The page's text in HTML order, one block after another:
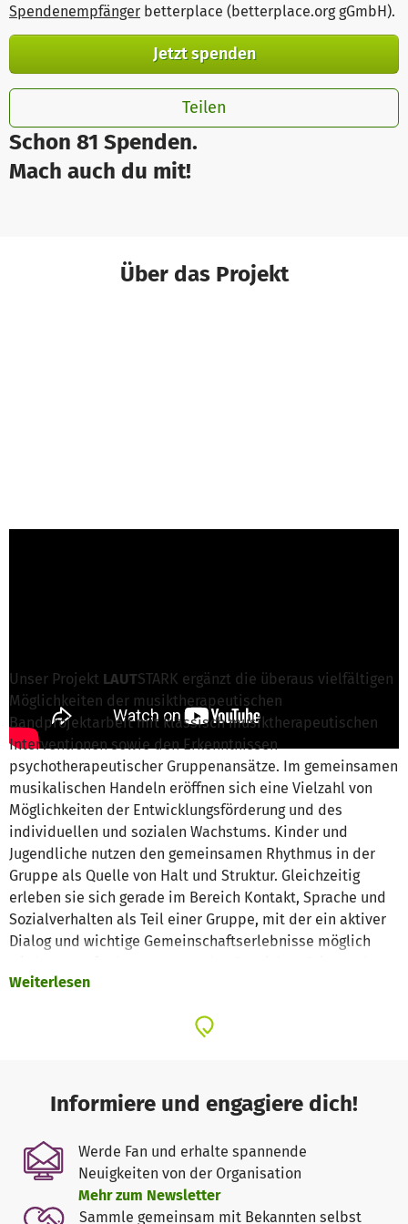
Schon 81 Spenden.
Mach auch du mit!
Spendenempfänger betterplace (betterplace.org gGmbH).
Jetzt spenden
Teilen
Über das Projekt
Unser Projekt LAUTSTARK ergänzt die überaus vielfältigen
Möglichkeiten der musiktherapeutischen
Bandprojektarbeit mit klassisch musiktherapeutischen
Interventionen sowie den Erkenntnissen
psychotherapeutischer Gruppenansätze. Im gemeinsamen
musikalischen Handeln eröffnen sich eine Vielzahl von
Möglichkeiten der Entwicklungsförderung und des
individuellen und sozialen Wachstums. Kinder und
Jugendliche nutzen den gemeinsamen Rhythmus in der
Gruppe als Quelle von Halt und Struktur. Gleichzeitig
erleben sie sich gerade im Bereich Kontakt, Sprache und
Sozialverhalten als Teil einer Gruppe, mit der ein aktiver
Dialog und wichtige Gemeinschaftserlebnisse möglich
Grobmotorik, Koordination, Aufmerksamkeit, auditive
spielerischen und motivierenden Kontext Schritt für
Impulse in den Bereichen Selbst- bewusstsein und
Selbstwertgefühl. Für die therapeutische Projektarbeit
bietet Musik dabei ein ungeheures Potential. An Gitarre,
Bass, Schlagzeug, Gesang, Klavier oder anderen
Instrumenten Teil einer Band zu werden übt hier eine ganz
besondere Faszination auf Kinder und Jugendliche aus. So
Weiterlesen
Informiere und engagiere dich!
Werde Fan und erhalte spannende
Neuigkeiten von der Organisation
Mehr zum Newsletter
Sammle gemeinsam mit Bekannten selbst